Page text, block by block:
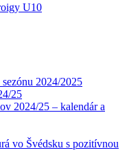
U10
2024/2025
25
2024/25 – kalendár a
vo Švédsku s pozitívnou